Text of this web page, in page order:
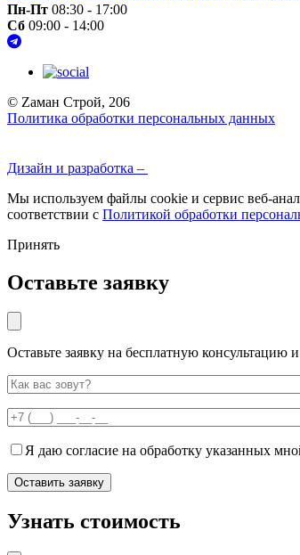
Пн-Пт 08:30 - 17:00
Сб 09:00 - 14:00
© Zаман Строй, 206
Политика обработки персональных данных
Дизайн и разработка –
Мы используем файлы cookie и сервис веб-
соответствии с Политикой обработки
Принять
Оставьте заявку
Оставьте заявку на бесплатную
Я даю согласие на обработку указанных
Узнать стоимость